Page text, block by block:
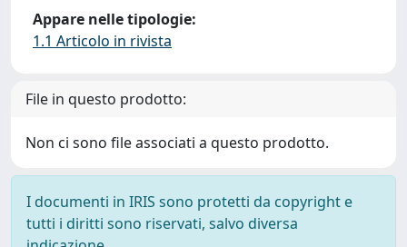
Appare nelle tipologie:
1.1 Articolo in rivista
File in questo prodotto:
Non ci sono file associati a questo prodotto.
I documenti in IRIS sono protetti da copyright e
tutti i diritti sono riservati, salvo diversa